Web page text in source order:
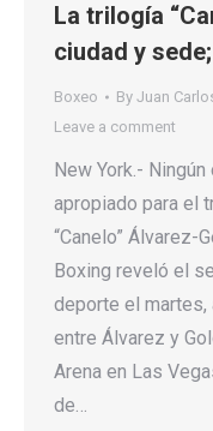
La trilogía
ciudad y
Boxeo By Juan
Leave a comment
New York.-
apropiado para el
“Canelo” Álvarez-
Boxing reveló el
deporte el martes,
entre Álvarez y
Arena en Las
de…